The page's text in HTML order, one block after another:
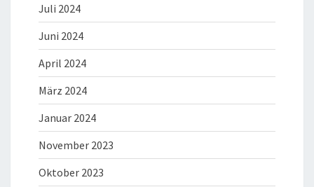
Juli 2024
Juni 2024
April 2024
März 2024
Januar 2024
November 2023
Oktober 2023